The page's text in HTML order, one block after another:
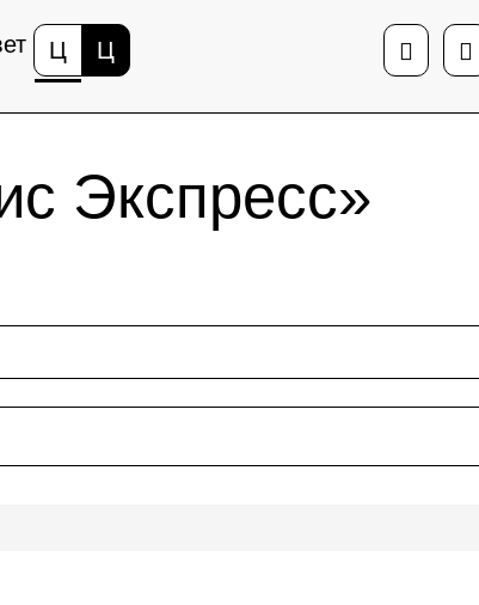
Ц Ц
Экспресс»